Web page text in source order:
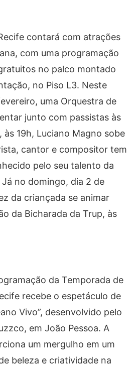
contará com atrações
com uma programação
no palco montado
no Piso L3. Neste
uma Orquestra de
junto com passistas às
às 19h, Luciano Magno sobe
cantor e compositor tem
pelo seu talento da
no domingo, dia 2 de
da criançada se animar
da Bicharada da Trup, às
da Temporada de
recebe o espetáculo de
Vivo”, desenvolvido pelo
em João Pessoa. A
um mergulho em um
beleza e criatividade na